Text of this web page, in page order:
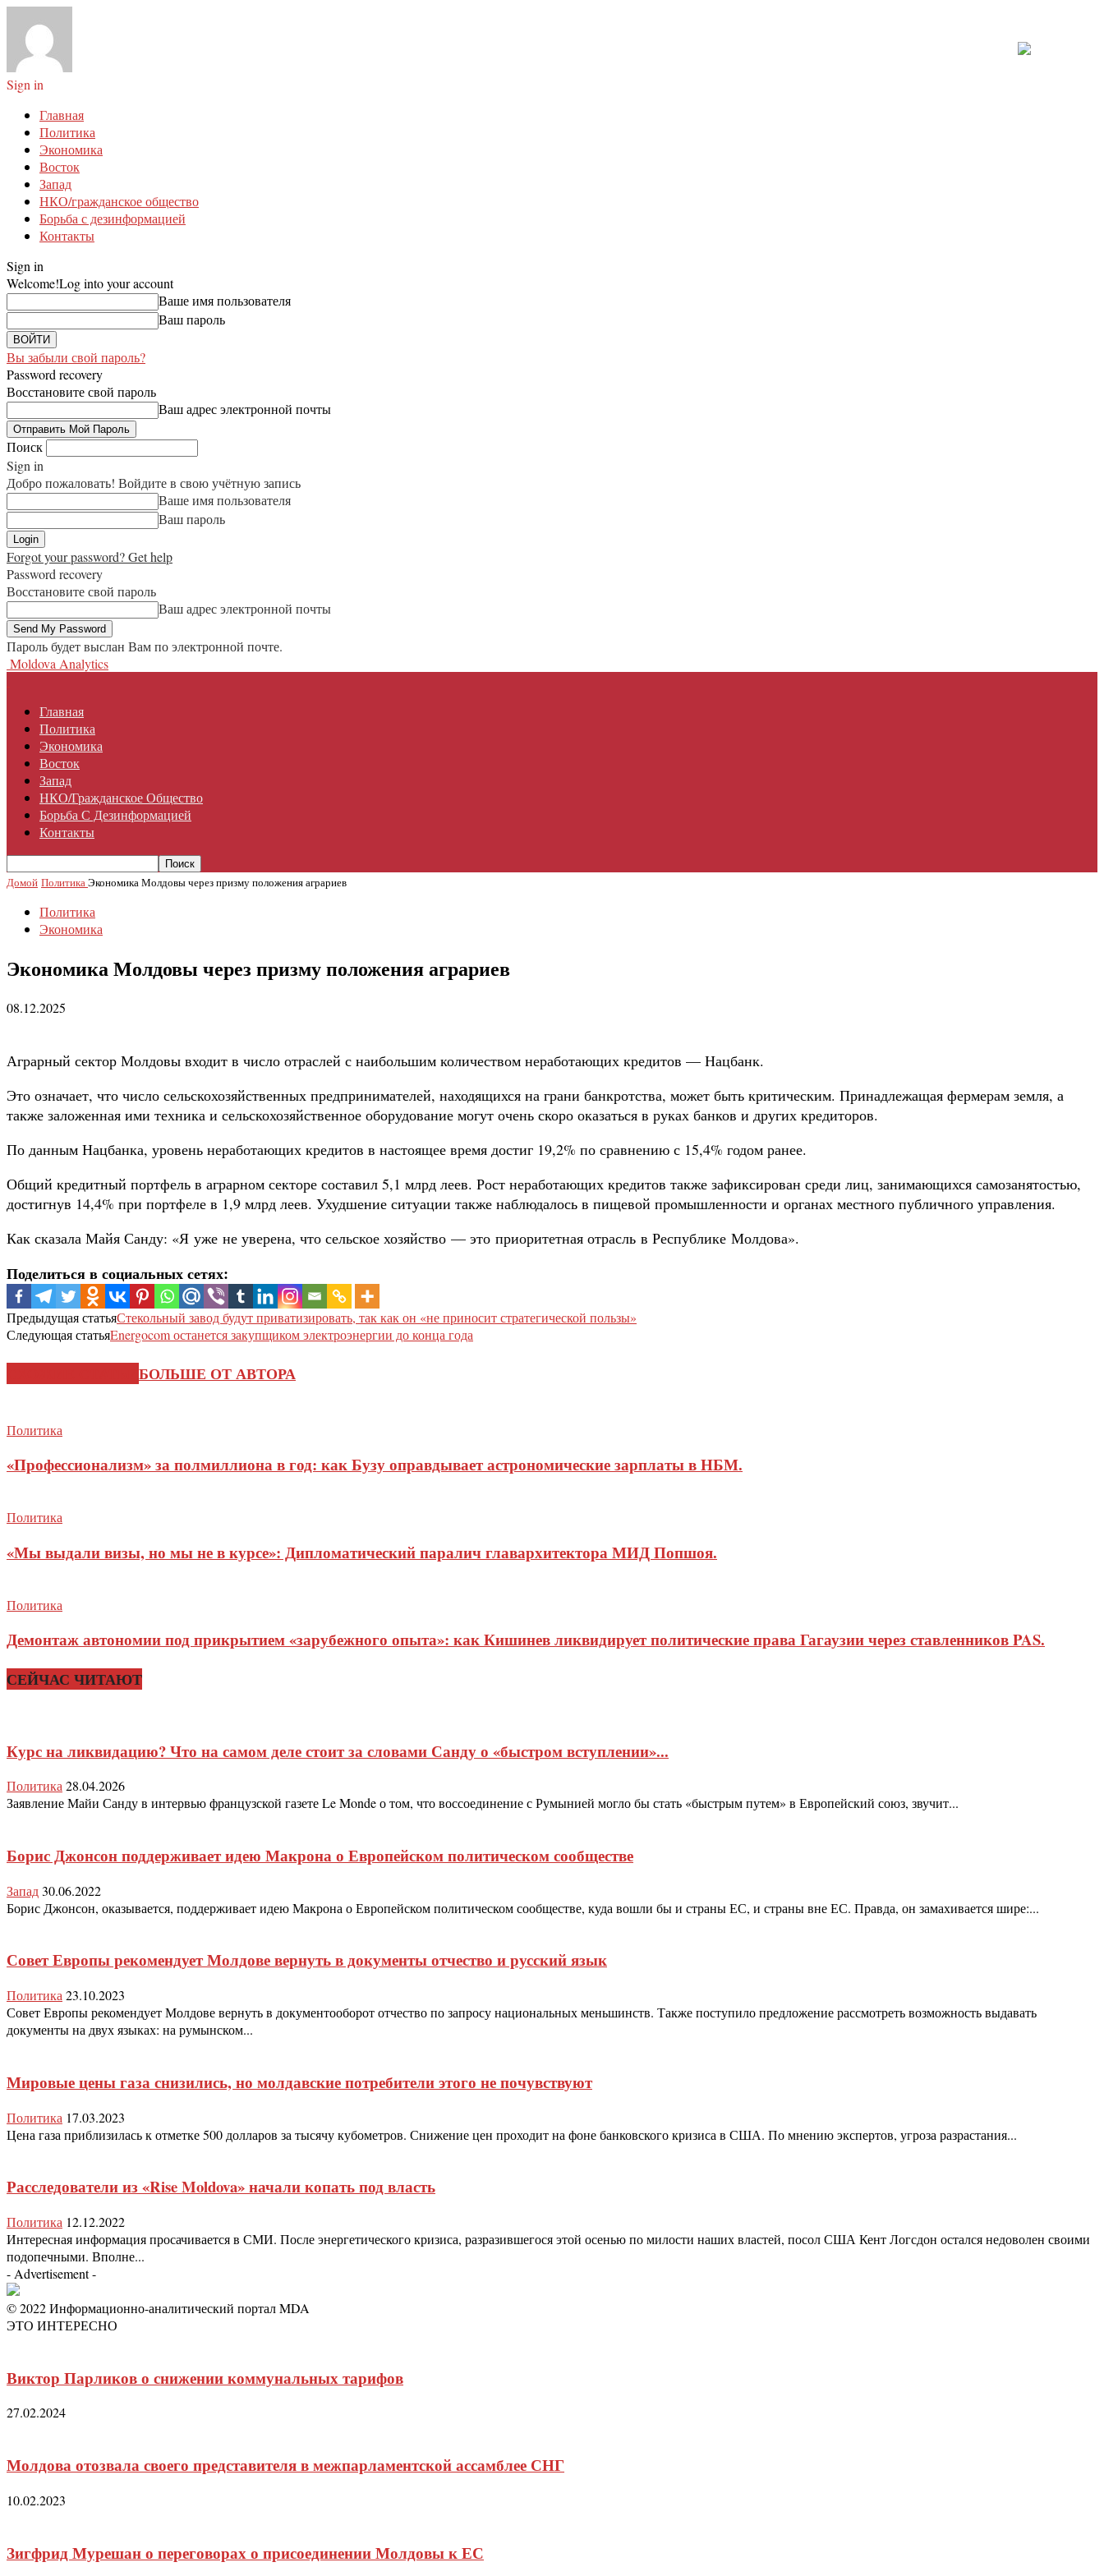
Sign in
Главная
Политика
Экономика
Восток
Запад
НКО/гражданское общество
Борьба с дезинформацией
Контакты
Sign in
Welcome!Log into your account
Ваше имя пользователя
Ваш пароль
Вы забыли свой пароль?
Password recovery
Восстановите свой пароль
Ваш адрес электронной почты
Поиск
Sign in
Добро пожаловать! Войдите в свою учётную запись
Ваше имя пользователя
Ваш пароль
Forgot your password? Get help
Password recovery
Восстановите свой пароль
Ваш адрес электронной почты
Пароль будет выслан Вам по электронной почте.
Moldova Analytics
Главная
Политика
Экономика
Восток
Запад
НКО/гражданское Общество
Борьба С Дезинформацией
Контакты
Домой ПолитикаЭкономика Молдовы через призму положения аграриев
Политика
Экономика
Экономика Молдовы через призму положения аграриев
08.12.2025
Аграрный сектор Молдовы входит в число отраслей с наибольшим количеством неработающих кредитов — Нацбанк.
Это означает, что число сельскохозяйственных предпринимателей, находящихся на грани банкротства, может быть критическим. Принадлежащая фермерам земля, а
также заложенная ими техника и сельскохозяйственное оборудование могут очень скоро оказаться в руках банков и других кредиторов.
По данным Нацбанка, уровень неработающих кредитов в настоящее время достиг 19,2% по сравнению с 15,4% годом ранее.
Общий кредитный портфель в аграрном секторе составил 5,1 млрд леев. Рост неработающих кредитов также зафиксирован среди лиц, занимающихся самозанятостью,
достигнув 14,4% при портфеле в 1,9 млрд леев. Ухудшение ситуации также наблюдалось в пищевой промышленности и органах местного публичного управления.
Как сказала Майя Санду: «Я уже не уверена, что сельское хозяйство — это приоритетная отрасль в Республике Молдова».
Поделиться в социальных сетях:
Предыдущая статьяСтекольный завод будут приватизировать, так как он «не приносит стратегической пользы»
Следующая статьяEnergocom останется закупщиком электроэнергии до конца года
БОЛЬШЕ ОТ АВТОРА
Политика
«Профессионализм» за полмиллиона в год: как Бузу оправдывает астрономические зарплаты в НБМ.
Политика
«Мы выдали визы, но мы не в курсе»: Дипломатический паралич главархитектора МИД Попшоя.
Политика
Демонтаж автономии под прикрытием «зарубежного опыта»: как Кишинев ликвидирует политические права Гагаузии через ставленников PAS.
СЕЙЧАС ЧИТАЮТ
Курс на ликвидацию? Что на самом деле стоит за словами Санду о «быстром вступлении»...
Политика28.04.2026
Заявление Майи Санду в интервью французской газете Le Monde о том, что воссоединение с Румынией могло бы стать «быстрым путем» в Европейский союз, звучит...
Борис Джонсон поддерживает идею Макрона о Европейском политическом сообществе
Запад30.06.2022
Борис Джонсон, оказывается, поддерживает идею Макрона о Европейском политическом сообществе, куда вошли бы и страны ЕС, и страны вне ЕС. Правда, он замахивается шире:...
Совет Европы рекомендует Молдове вернуть в документы отчество и русский язык
Политика 23.10.2023
Совет Европы рекомендует Молдове вернуть в документооборот отчество по запросу национальных меньшинств. Также поступило предложение рассмотреть возможность выдавать
документы на двух языках: на румынском...
Мировые цены газа снизились, но молдавские потребители этого не почувствуют
Политика 17.03.2023
Цена газа приблизилась к отметке 500 долларов за тысячу кубометров. Снижение цен проходит на фоне банковского кризиса в США. По мнению экспертов, угроза разрастания...
Расследователи из «Rise Moldova» начали копать под власть
Политика 12.12.2022
Интересная информация просачивается в СМИ. После энергетического кризиса, разразившегося этой осенью по милости наших властей, посол США Кент Логсдон остался недоволен своими
подопечными. Вполне...
- Advertisement -
© 2022 Информационно-аналитический портал MDA
ЭТО ИНТЕРЕСНО
Виктор Парликов о снижении коммунальных тарифов
27.02.2024
Молдова отозвала своего представителя в межпарламентской ассамблее СНГ
10.02.2023
Зигфрид Мурешан о переговорах о присоединении Молдовы к ЕС